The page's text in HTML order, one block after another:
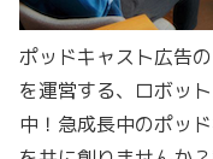
ポッドキャスト広告
を運営する、ロボッ
中！急成長中のポッ